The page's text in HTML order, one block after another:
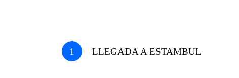
1 LLEGADA A ESTAMBUL